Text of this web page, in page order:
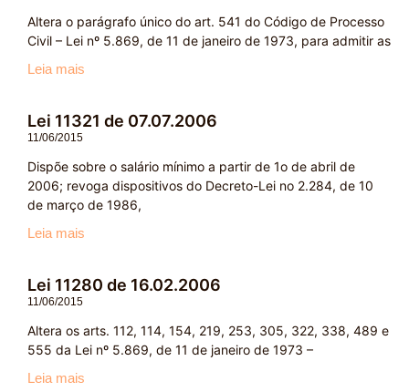
Altera o parágrafo único do art. 541 do Código de Processo
Civil – Lei nº 5.869, de 11 de janeiro de 1973, para admitir as
Leia mais
Lei 11321 de 07.07.2006
11/06/2015
Dispõe sobre o salário mínimo a partir de 1o de abril de
2006; revoga dispositivos do Decreto-Lei no 2.284, de 10
de março de 1986,
Leia mais
Lei 11280 de 16.02.2006
11/06/2015
Altera os arts. 112, 114, 154, 219, 253, 305, 322, 338, 489 e
555 da Lei nº 5.869, de 11 de janeiro de 1973 –
Leia mais